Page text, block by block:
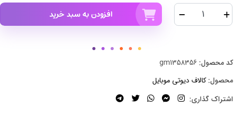
افزودن به سبد خرید
کد محصول:
محصول: کالاف دیوتی موبایل
اشتراک گذاری: